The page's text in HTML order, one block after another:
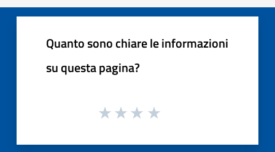
Quanto sono chiare le informazioni
su questa pagina?